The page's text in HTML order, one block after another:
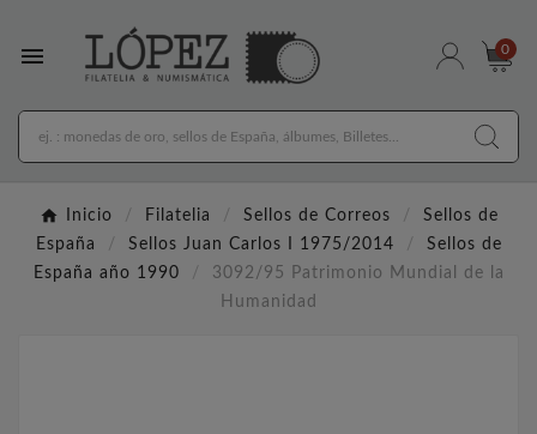
 0
Inicio Filatelia Sellos de Correos
Sellos de
España
Sellos Juan Carlos I 1975/2014
Sellos de
España año 1990
3092/95 Patrimonio Mundial de la
Humanidad